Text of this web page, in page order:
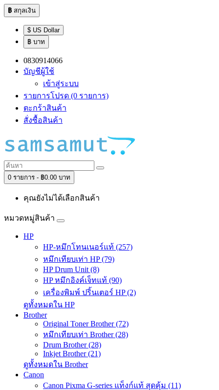
฿ สกุลเงิน
$ US Dollar
฿ บาท
0830914066
บัญชีผู้ใช้
เข้าสู่ระบบ
รายการโปรด (0 รายการ)
ตะกร้าสินค้า
สั่งซื้อสินค้า
0 รายการ - ฿0.00 บาท
คุณยังไม่ได้เลือกสินค้า
หมวดหมู่สินค้า
HP
HP-หมึกโทนเนอร์แท้ (257)
หมึกเทียบเท่า HP (79)
HP Drum Unit (8)
HP หมึกอิงค์เจ็ทแท้ (90)
เครื่องพิมพ์ ปริ้นเตอร์ HP (2)
ดูทั้งหมดใน HP
Brother
Original Toner Brother (72)
หมึกเทียบเท่า Brother (28)
Drum Brother (28)
Inkjet Brother (21)
ดูทั้งหมดใน Brother
Canon
Canon Pixma G-series แท็งก์แท้ สุดคุ้ม (11)